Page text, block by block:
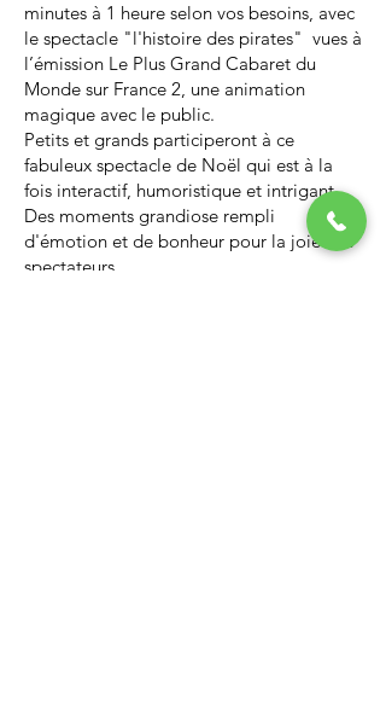
minutes à 1 heure selon vos besoins, avec
le spectacle "l'histoire des pirates" vues à
l’émission Le Plus Grand Cabaret du
Monde sur France 2, une animation
magique avec le public.
Petits et grands participeront à ce
fabuleux spectacle de Noël qui est à la
fois interactif, humoristique et intrigant.
Des moments grandiose rempli
d'émotion et de bonheur pour la joie des
spectateurs.